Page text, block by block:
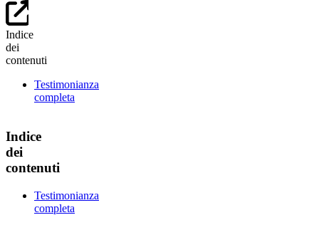
Indice
dei
contenuti
Testimonianza
completa
Indice
dei
contenuti
Testimonianza
completa